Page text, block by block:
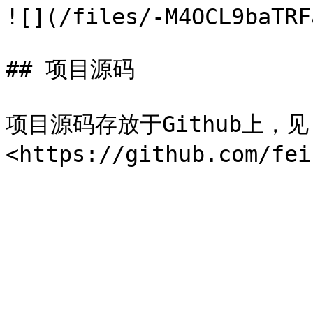
![](/files/-
## 项目源码
项目源码存放于Github上，见